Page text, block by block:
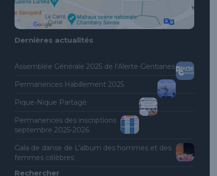
Dernières actualités
Assemblée Générale 2025 de l’Alerte-Gentianes
Permanences Habillement 2025
Pique-Nique Partagé
Permanences des inscriptions
septembre 2025-2026
Gala de danse de L’album des hommes et des
femmes célèbres
Rechercher